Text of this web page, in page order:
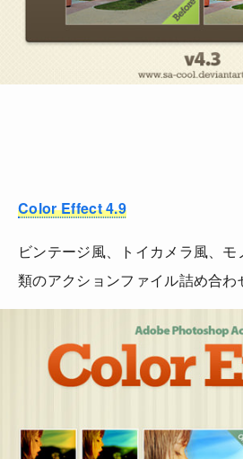
Color Effect 4.9
ビンテージ風、トイカメラ風、
類のアクションファイル詰め合わ